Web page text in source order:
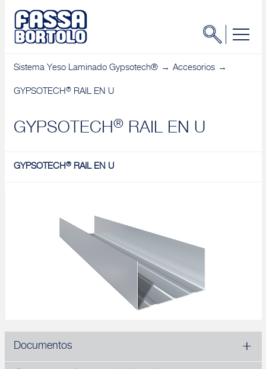
Sistema Yeso Laminado Gypsotech® Accesorios
GYPSOTECH®RAIL EN U
GYPSOTECH®RAIL EN U
GYPSOTECH®RAIL EN U
Documentos